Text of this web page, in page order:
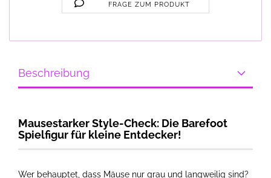
FRAGE ZUM PRODUKT
Beschreibung
Mausestarker Style-Check: Die Barefoot
Spielfigur für kleine Entdecker!
Wer behauptet, dass Mäuse nur grau und langweilig sind?